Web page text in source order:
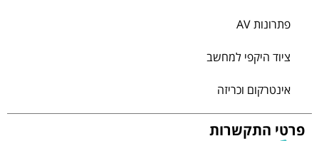
פתרונות AV
ציוד היקפי למחשב
אינטרקום וכריזה
פרטי התקשרות